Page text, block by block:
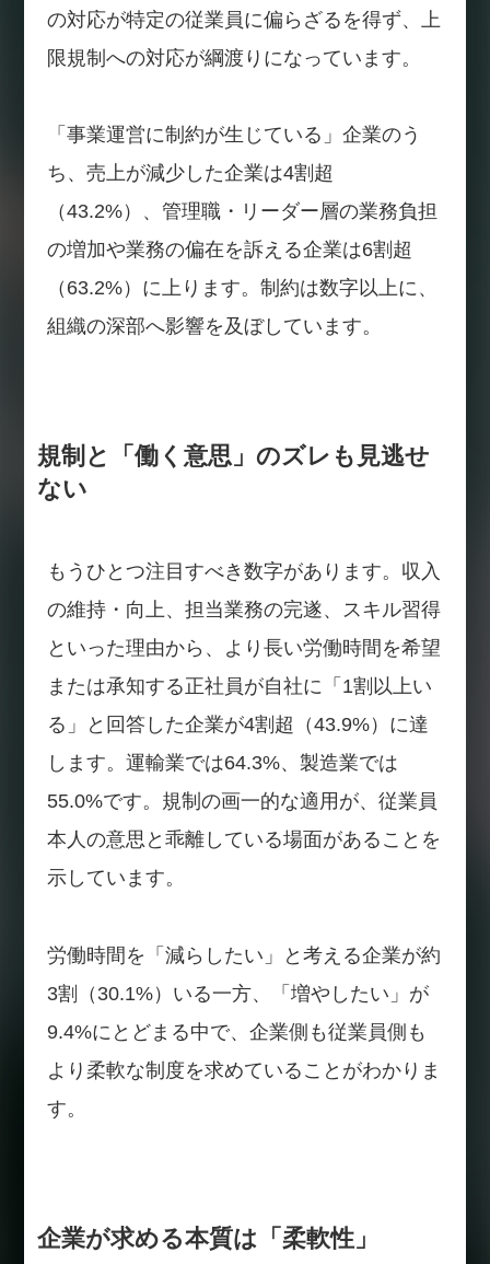
の対応が特定の従業員に偏らざるを得ず、上
限規制への対応が綱渡りになっています。
「事業運営に制約が生じている」企業のう
ち、売上が減少した企業は4割超
（43.2%）、管理職・リーダー層の業務負担
の増加や業務の偏在を訴える企業は6割超
（63.2%）に上ります。制約は数字以上に、
組織の深部へ影響を及ぼしています。
規制と「働く意思」のズレも見逃せ
ない
もうひとつ注目すべき数字があります。収入
の維持・向上、担当業務の完遂、スキル習得
といった理由から、より長い労働時間を希望
または承知する正社員が自社に「1割以上い
る」と回答した企業が4割超（43.9%）に達
します。運輸業では64.3%、製造業では
55.0%です。規制の画一的な適用が、従業員
本人の意思と乖離している場面があることを
示しています。
労働時間を「減らしたい」と考える企業が約
3割（30.1%）いる一方、「増やしたい」が
9.4%にとどまる中で、企業側も従業員側も
より柔軟な制度を求めていることがわかりま
す。
企業が求める本質は「柔軟性」